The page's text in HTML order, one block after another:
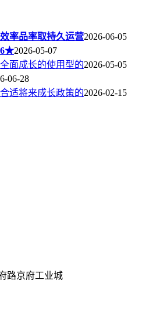
率品率取持久运营2026-06-05
6★2026-05-07
面成长的使用型的2026-05-05
06-28
适将来成长政策的2026-02-15
路京府工业城